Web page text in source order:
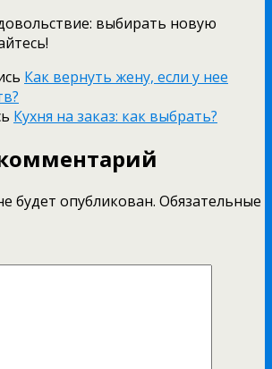
выбирать новую
Как вернуть жену, если у нее
Кухня на заказ: как выбрать?
будет опубликован. Обязательные